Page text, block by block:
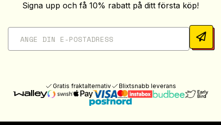
Signa upp och få 10% rabatt på ditt första köp!
Gratis fraktalternativ Blixtsnabb leverans